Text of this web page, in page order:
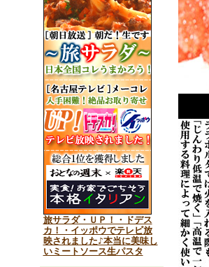
旅サラダ・ＵＰ！・ドデス
カ！・イッポウでテレビ放
映されました♪本当に美味し
いミートソース生パスタ